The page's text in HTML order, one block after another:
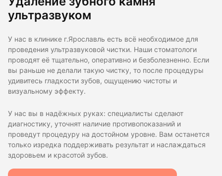
ультразвуком
У нас в клинике г.Ярославль есть всё необходимое для
проведения ультразвуковой чистки. Наши стоматологи
проводят её тщательно, оперативно и безболезненно. Если
вы раньше не делали такую чистку, то после процедуры
удивитесь гладкости зубов, ощущению чистоты и
визуальному эффекту.
У нас вы в надёжных руках: специалисты сделают
диагностику, уточнят наличие противопоказаний и
проведут процедуру на достойном уровне. Вам останется
только изредка поддерживать результат и наслаждаться
здоровьем и красотой зубов.